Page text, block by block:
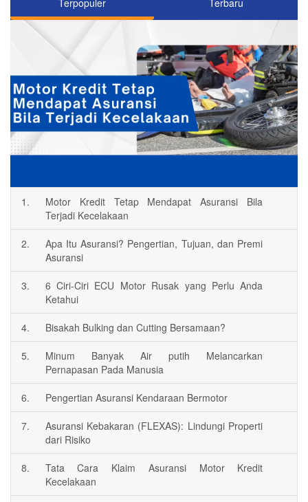
Terpopuler Terbaru
1.
Motor Kredit Tetap Mendapat Asuransi Bila
Terjadi Kecelakaan
2.
Apa Itu Asuransi? Pengertian, Tujuan, dan Premi
Asuransi
3.
6 Ciri-Ciri ECU Motor Rusak yang Perlu Anda
Ketahui
4. Bisakah Bulking dan Cutting Bersamaan?
5.
Minum Banyak Air putih Melancarkan
Pernapasan Pada Manusia
6. Pengertian Asuransi Kendaraan Bermotor
7.
Asuransi Kebakaran (FLEXAS): Lindungi Properti
dari Risiko
8.
Tata Cara Klaim Asuransi Motor Kredit
Kecelakaan